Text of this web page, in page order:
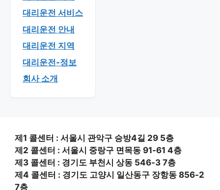
대리운전 서비스
대리운전 안내
대리운전 지역
대리운전-정보
회사 소개
제1 콜센터 : 서울시 관악구 승방4길 29 5층
제2 콜센터 : 서울시 중랑구 면목동 91-61 4층
제3 콜센터 : 경기도 부천시 상동 546-3 7층
제4 콜센터 : 경기도 고양시 일산동구 장항동 856-2
7층